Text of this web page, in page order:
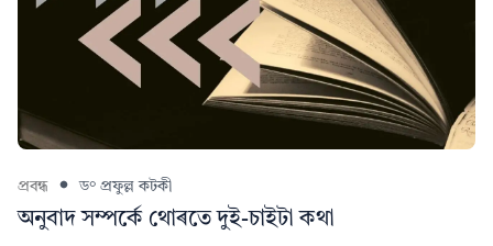
প্ৰবন্ধ ড° প্রফুল্ল কটকী
অনুবাদ সম্পর্কে থোৰতে দুই-চাইটা কথা